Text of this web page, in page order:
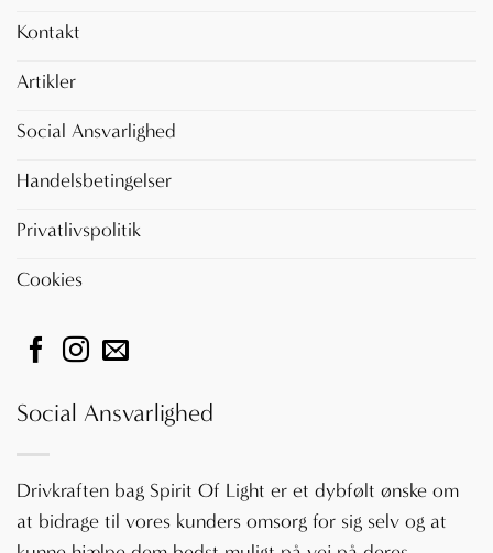
Kontakt
Artikler
Social Ansvarlighed
Handelsbetingelser
Privatlivspolitik
Cookies
Social Ansvarlighed
Drivkraften bag Spirit Of Light er et dybfølt ønske om
at bidrage til vores kunders omsorg for sig selv og at